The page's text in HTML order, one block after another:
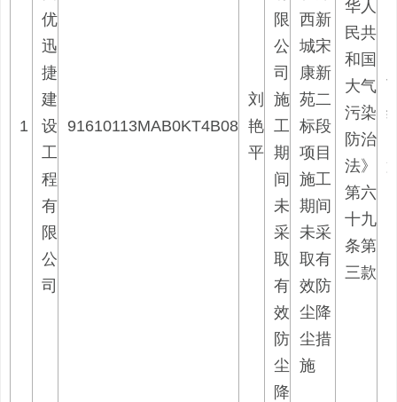
1
优
迅
捷
建
设
工
程
有
限
公
司
91610113MAB0KT4B08
刘
艳
平
限
公
司
施
工
期
间
未
采
取
有
效
防
尘
降
西新
城宋
康新
苑二
标段
项目
施工
期间
未采
取有
效防
尘降
尘措
施
华人
民共
和国
大气
污染
防治
法》
第六
十九
条第
三款